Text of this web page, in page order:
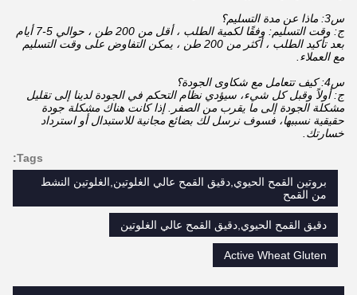
س3: ماذا عن مدة التسليم؟
ج: وقت التسليم: وفقًا لكمية الطلب ، أقل من 200 طن ، حوالي 5-7 أيام
بعد تأكيد الطلب ، أكثر من 200 طن ، يمكن التفاوض على وقت التسليم
مع العملاء.
س4: كيف تتعامل مع شكاوى الجودة؟
ج: أولاً وقبل كل شيء، سيؤدي نظام التحكم في الجودة لدينا إلى تقليل
مشكلة الجودة إلى ما يقرب من الصفر. إذا كانت هناك مشكلة جودة
حقيقية نسببها، فسوف نرسل لك بضائع مجانية للاستبدال أو استرداد
خسارتك.
Tags:
بروتين القمح الحيوي,دقيق القمح عالي الغلوتين,الغلوتين النشط
من القمح
دقيق القمح الحيوي,دقيق القمح عالي الغلوتين
Active Wheat Gluten